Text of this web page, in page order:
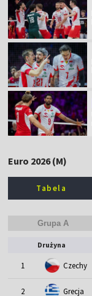
Euro 2026 (M)
Tabela
Drużyna
1 Czechy
2 Grecja